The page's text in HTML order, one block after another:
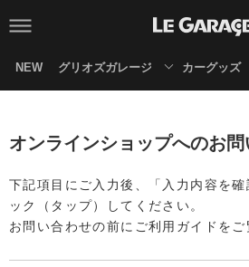
NEW グリオズガレージ カーグッズ
オンラインショップへのお
下記項目にご入力後、「入力内容を確
ック（タップ）してください。
お問い合わせの前にご利用ガイドをご